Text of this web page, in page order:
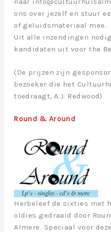
ons over jezelf en stuur
of geluidsmateriaal mee.
Uit alle inzendingen
kandidaten uit voor the
(De prijzen zijn
bezoeker die het
toedraagt, A.J. Redwood)
Round & Around
Herbeleef de sixties met
oldies gedraaid door
Almere. Speciaal voor